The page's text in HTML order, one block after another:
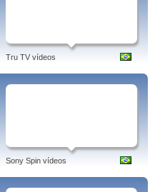
Tru TV vídeos
Sony Spin vídeos